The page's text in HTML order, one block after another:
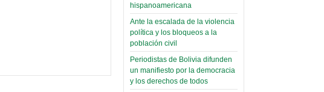
El Infamatorio
Domingo, 12 Mayo 2019
Read more...
hispanoamericana
Ante la escalada de la violencia
política y los bloqueos a la
población civil
Periodistas de Bolivia difunden
un manifiesto por la democracia
y los derechos de todos